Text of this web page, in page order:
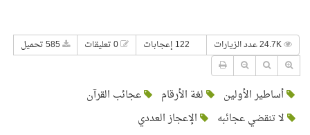
122 إعجابات
أساطير الأولين لغة الأرقام
عجائب القرآن
لا تنقضي عجائبه
الإعجاز العددي